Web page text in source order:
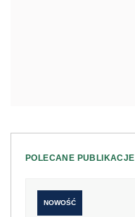
POLECANE PUBLIKACJE
NOWOŚĆ